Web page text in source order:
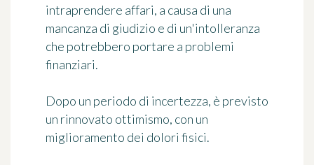
intraprendere affari, a causa di una
mancanza di giudizio e di un'intolleranza
che potrebbero portare a problemi
finanziari.
Dopo un periodo di incertezza, è previsto
un rinnovato ottimismo, con un
miglioramento dei dolori fisici.